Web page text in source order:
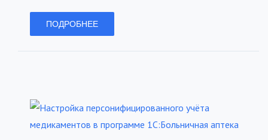
ПОДРОБНЕЕ